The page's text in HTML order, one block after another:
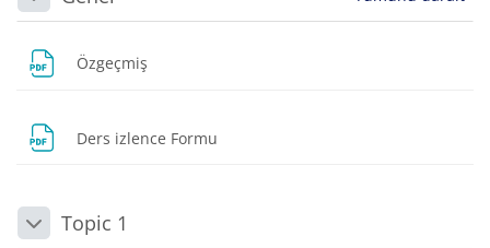
Daralt
Özgeçmiş
Ders izlence Formu
DaraltTopic 1